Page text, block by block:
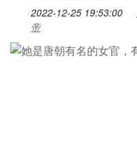
2022-12-25 19:53:00
帝